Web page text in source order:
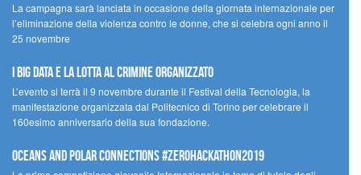
La campagna sarà lanciata in occasione della giornata internazionale per
l’eliminazione della violenza contro le donne, che si celebra ogni anno il
25 novembre
I Big Data e la lotta al crimine organizzato
L’evento si terrà il 9 novembre durante il Festival della Tecnologia, la
manifestazione organizzata dal Politecnico di Torino per celebrare il
160esimo anniversario della sua fondazione.
Oceans and Polar Connections #ZEROHackathon2019